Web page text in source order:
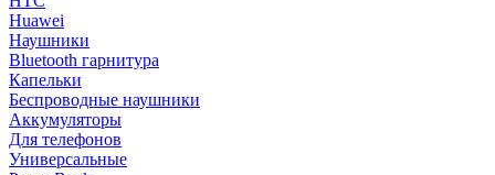
Huawei
Наушники
Bluetooth гарнитура
Капельки
Беспроводные наушники
Аккумуляторы
Для телефонов
Универсальные